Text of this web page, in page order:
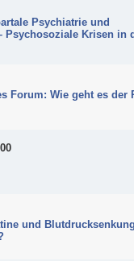
Psychiatrie und
Psychosoziale Krisen in
Forum: Wie geht es der
und